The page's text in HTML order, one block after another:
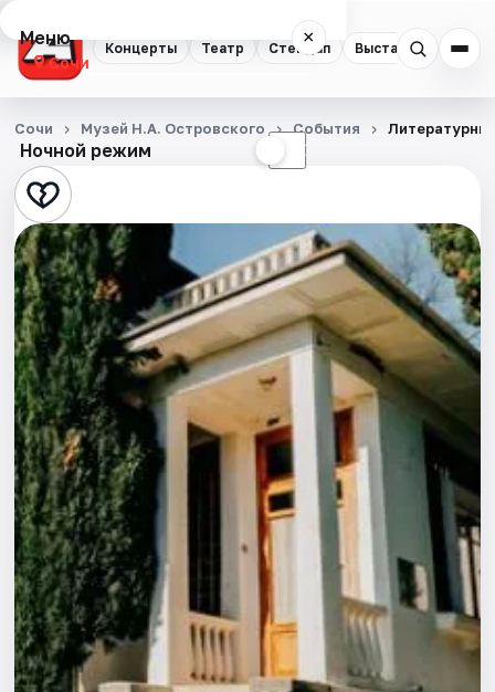
Концерты Театр Стендап Выставки
Меню ×
Сочи
Концерты
Театр
Стендап
Выставки
Квесты
Экскурсии
Спорт
События
Города
Площадки
Артисты
Ночной режим ☾
Сочи Музей Н.А. Островского События